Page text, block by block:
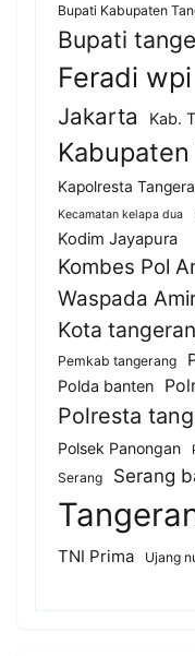
Bupati Kabupaten
Bupati
Feradi wpi
Jakarta Kab.
Kapolresta
Kecamatan kelapa dua
Kodim Jayapura
Kombes Pol
Waspada
Kota
Pemkab tangerang
Polda banten
Polresta
Polsek Panongan
Serang Serang
TNI Prima
Ujang